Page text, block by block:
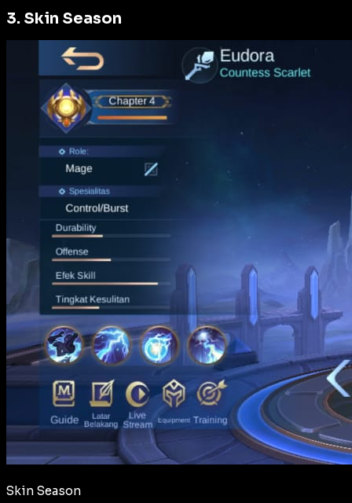
3. Skin Season
Skin Season